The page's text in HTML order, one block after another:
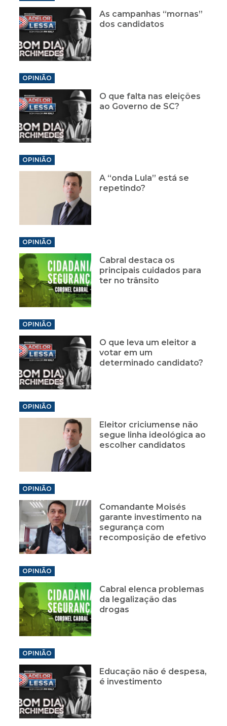
As campanhas “mornas”
dos candidatos
OPINIÃO
O que falta nas eleições
ao Governo de SC?
OPINIÃO
A “onda Lula” está se
repetindo?
OPINIÃO
Cabral destaca os
principais cuidados para
ter no trânsito
OPINIÃO
O que leva um eleitor a
votar em um
determinado candidato?
OPINIÃO
Eleitor criciumense não
segue linha ideológica ao
escolher candidatos
OPINIÃO
Comandante Moisés
garante investimento na
segurança com
recomposição de efetivo
OPINIÃO
Cabral elenca problemas
da legalização das
drogas
OPINIÃO
Educação não é despesa,
é investimento